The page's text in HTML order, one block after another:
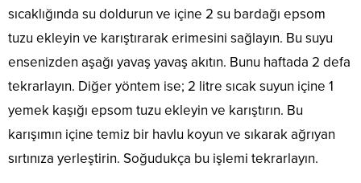
sıcaklığında su doldurun ve içine 2 su bardağı epsom
tuzu ekleyin ve karıştırarak erimesini sağlayın. Bu suyu
ensenizden aşağı yavaş yavaş akıtın. Bunu haftada 2 defa
tekrarlayın. Diğer yöntem ise; 2 litre sıcak suyun içine 1
yemek kaşığı epsom tuzu ekleyin ve karıştırın. Bu
karışımın içine temiz bir havlu koyun ve sıkarak ağrıyan
sırtınıza yerleştirin. Soğudukça bu işlemi tekrarlayın.